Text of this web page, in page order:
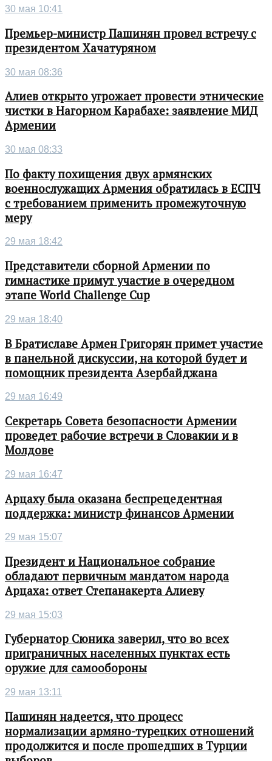
30 мая 10:41
Премьер-министр Пашинян провел встречу с
президентом Хачатуряном
30 мая 08:36
Алиев открыто угрожает провести этнические
чистки в Нагорном Карабахе: заявление МИД
Армении
30 мая 08:33
По факту похищения двух армянских
военнослужащих Армения обратилась в ЕСПЧ
с требованием применить промежуточную
меру
29 мая 18:42
Представители сборной Армении по
гимнастике примут участие в очередном
этапе World Challenge Cup
29 мая 18:40
В Братиславе Армен Григорян примет участие
в панельной дискуссии, на которой будет и
помощник президента Азербайджана
29 мая 16:49
Секретарь Совета безопасности Армении
проведет рабочие встречи в Словакии и в
Молдове
29 мая 16:47
Арцаху была оказана беспрецедентная
поддержка: министр финансов Армении
29 мая 15:07
Президент и Национальное собрание
обладают первичным мандатом народа
Арцаха: ответ Степанакерта Алиеву
29 мая 15:03
Губернатор Сюника заверил, что во всех
приграничных населенных пунктах есть
оружие для самообороны
29 мая 13:11
Пашинян надеется, что процесс
нормализации армяно-турецких отношений
продолжится и после прошедших в Турции